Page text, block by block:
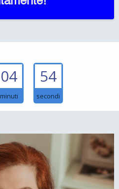
04
minuti
53
secondi